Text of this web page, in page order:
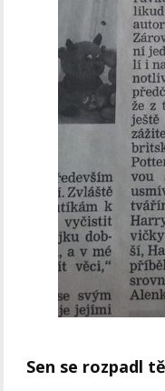
Sen se rozpadl